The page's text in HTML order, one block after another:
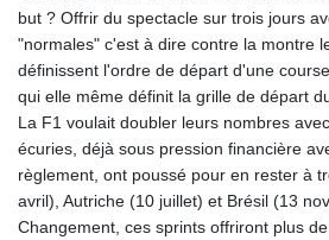
but ? Offrir du spectacle sur trois jours
"normales" c'est à dire contre la montre
définissent l'ordre de départ d'une
qui elle même définit la grille de départ
La F1 voulait doubler leurs nombres
écuries, déjà sous pression financière
règlement, ont poussé pour en rester à
avril), Autriche (10 juillet) et Brésil (13
Changement, ces sprints offriront plus